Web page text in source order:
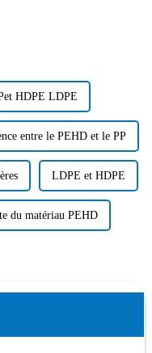
HDPE LDPE
entre le PEHD et le PP
LDPE et HDPE
du matériau PEHD